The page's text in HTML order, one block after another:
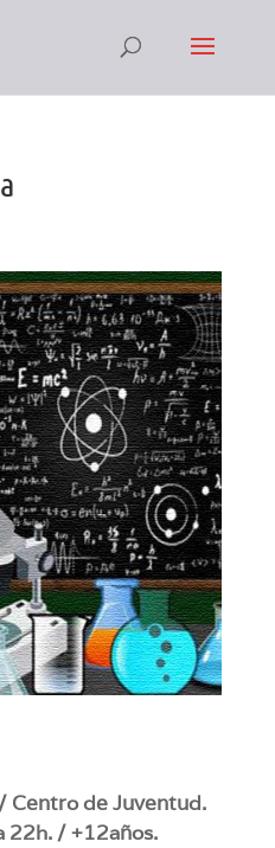
Centro de Juventud.
/ +12años.